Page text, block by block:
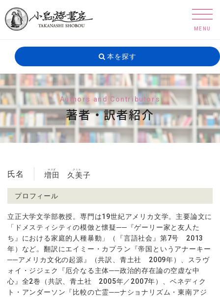
本を探す
Authors and Contributors
著者・訳者紹介
氏名 増田
マスダ
久美子
クミコ
プロフィール
立正大学文学部教授。専門は19世紀アメリカ文学。主要論文に
「ドメスティシティの模倣と懐疑── 『ゲーリー家と友人た
ち』における家庭的人種暴動」（『言語社会』第7号 2013
年）など。翻訳にエイミー・カプラン『帝国というアナーキー
──アメリカ文化の起源』（共訳、青土社 2009年）、スラヴ
ォイ・ジジェク『厄介なる主体──政治的存在論の空虚な中
心』全2巻（共訳、青土社 2005年／ 2007年）、ベネディク
ト・アンダーソン『比較の亡霊──ナショナリズム・東南アジ
MENU